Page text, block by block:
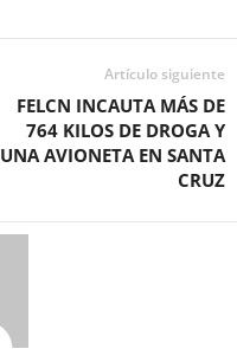
Artículo siguiente
FELCN INCAUTA MÁS DE
764 KILOS DE DROGA Y
UNA AVIONETA EN SANTA
CRUZ